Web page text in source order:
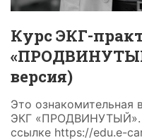
Курс ЭКГ-
версия)
Это
ЭКГ «ПРОДВИНУТЫЙ».
ссылке https://edu.e-